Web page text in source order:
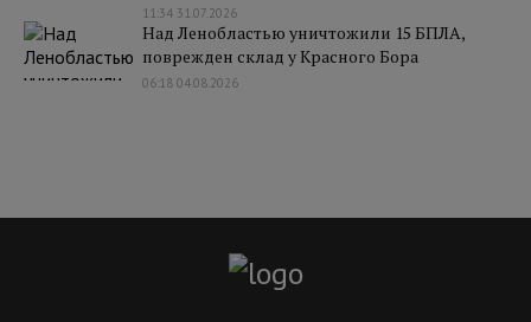
11:34 31.07.2026
Над Ленобластью уничтожили 15 БПЛА,
поврежден склад у Красного Бора
06:18 04.08.2026